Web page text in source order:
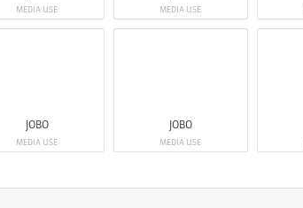
MEDIA USE MEDIA USE
JOBO
MEDIA USE
JOBO
MEDIA USE